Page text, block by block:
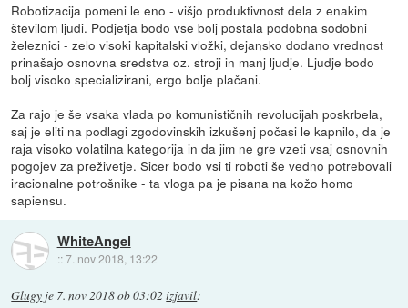
Robotizacija pomeni le eno - višjo produktivnost dela z enakim
številom ljudi. Podjetja bodo vse bolj postala podobna sodobni
železnici - zelo visoki kapitalski vložki, dejansko dodano vrednost
prinašajo osnovna sredstva oz. stroji in manj ljudje. Ljudje bodo
bolj visoko specializirani, ergo bolje plačani.
Za rajo je še vsaka vlada po komunističnih revolucijah poskrbela,
saj je eliti na podlagi zgodovinskih izkušenj počasi le kapnilo, da je
raja visoko volatilna kategorija in da jim ne gre vzeti vsaj osnovnih
pogojev za preživetje. Sicer bodo vsi ti roboti še vedno potrebovali
iracionalne potrošnike - ta vloga pa je pisana na kožo homo
sapiensu.
WhiteAngel
::7. nov 2018, 13:22
Glugy je 7. nov 2018 ob 03:02 izjavil: